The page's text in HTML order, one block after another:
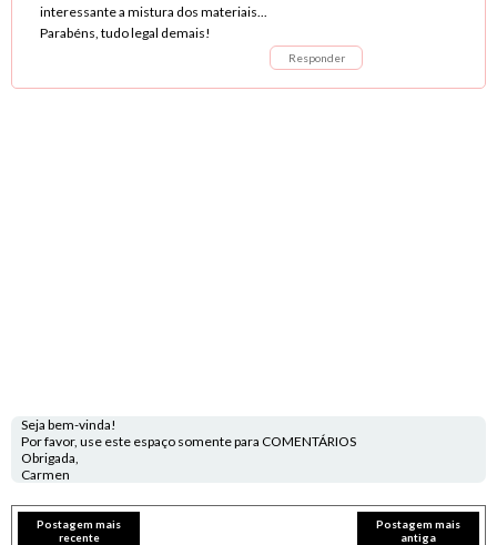
interessante a mistura dos materiais...
Parabéns, tudo legal demais!
Responder
Seja bem-vinda!
Por favor, use este espaço somente para COMENTÁRIOS
Obrigada,
Carmen
Postagem mais
recente
Postagem mais
antiga